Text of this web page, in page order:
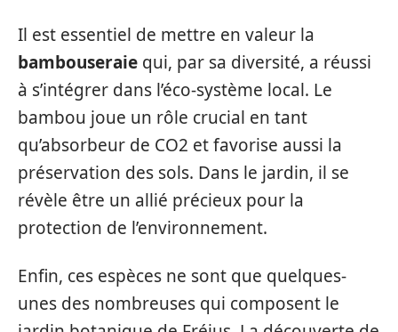
Il est essentiel de mettre en valeur la
bambouseraie qui, par sa diversité, a réussi
à s’intégrer dans l’éco-système local. Le
bambou joue un rôle crucial en tant
qu’absorbeur de CO2 et favorise aussi la
préservation des sols. Dans le jardin, il se
révèle être un allié précieux pour la
protection de l’environnement.
Enfin, ces espèces ne sont que quelques-
unes des nombreuses qui composent le